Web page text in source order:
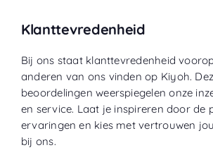
Klanttevredenheid
Bij ons staat klanttevredenheid
anderen van ons vinden op Kiyoh.
beoordelingen weerspiegelen onze
en service. Laat je inspireren door de
ervaringen en kies met vertrouwen
bij ons.